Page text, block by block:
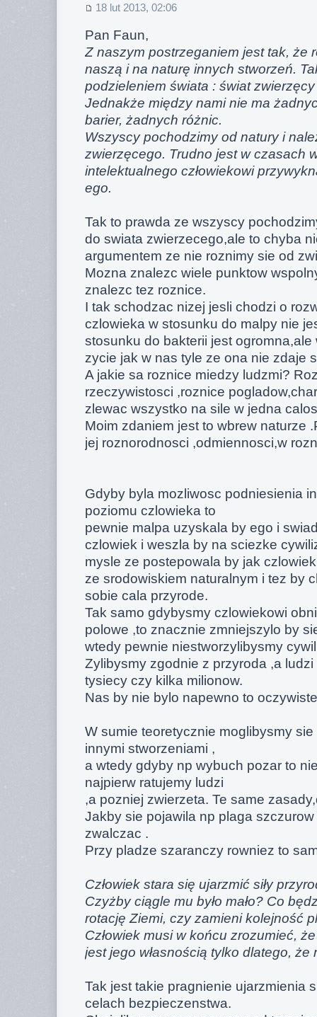
18 lut 2013, 02:06
Pan Faun,
Z naszym postrzeganiem jest tak, że
naszą i na naturę innych stworzeń.
podzieleniem świata : świat zwierzęcy
Jednakże między nami nie ma
barier, żadnych różnic.
Wszyscy pochodzimy od natury i
zwierzęcego. Trudno jest w czasach
intelektualnego człowiekowi
ego.
Tak to prawda ze wszyscy
do swiata zwierzecego,ale to chyba
argumentem ze nie roznimy sie od
Mozna znalezc wiele punktow
znalezc tez roznice.
I tak schodzac nizej jesli chodzi o
czlowieka w stosunku do malpy nie
stosunku do bakterii jest
zycie jak w nas tyle ze ona nie zdaje
A jakie sa roznice miedzy ludzmi?
rzeczywistosci ,roznice
zlewac wszystko na sile w jedna
Moim zdaniem jest to wbrew naturze
jej roznorodnosci ,odmiennosci,w
Gdyby byla mozliwosc podniesienia
poziomu czlowieka to
pewnie malpa uzyskala by ego i
czlowiek i weszla by na sciezke
mysle ze postepowala by jak
ze srodowiskiem naturalnym i tez by
sobie cala przyrode.
Tak samo gdybysmy czlowiekowi
polowe ,to znacznie zmniejszylo by
wtedy pewnie niestworzylibysmy
Zylibysmy zgodnie z przyroda ,a
tysiecy czy kilka milionow.
Nas by nie bylo napewno to
W sumie teoretycznie moglibysmy
innymi stworzeniami ,
a wtedy gdyby np wybuch pozar to
najpierw ratujemy ludzi
,a pozniej zwierzeta. Te same
Jakby sie pojawila np plaga
zwalczac .
Przy pladze szaranczy rowniez to
Człowiek stara się ujarzmić siły
Czyżby ciągle mu było mało? Co
rotację Ziemi, czy zamieni kolejność
Człowiek musi w końcu zrozumieć,
jest jego własnością tylko dlatego, że
Tak jest takie pragnienie ujarzmienia
celach bezpieczenstwa.